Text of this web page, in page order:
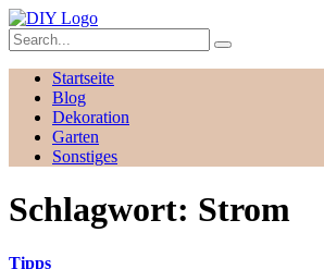
Startseite
Blog
Dekoration
Garten
Sonstiges
Schlagwort: Strom
Tipps